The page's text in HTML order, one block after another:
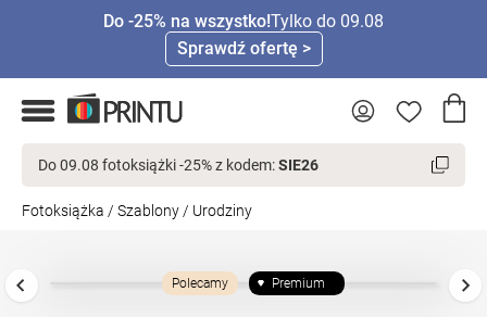
Do -25% na wszystko!Tylko do 09.08
Sprawdź ofertę >
Do 09.08 fotoksiążki -25% z kodem:SIE26
Fotoksiążka / Szablony / Urodziny
Polecamy Premium